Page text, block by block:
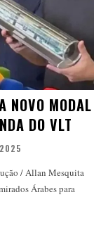
MODAL
DO VLT
2025
/ Allan Mesquita
Árabes para